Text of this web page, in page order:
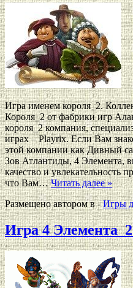
Игра именем короля_2.
Короля_2 от фабрики игр
короля_2 компания,
играх – Playrix. Если Вам
этой компании как Дивный
Зов Атлантиды, 4 Элемента,
качество и увлекательность
что Вам…Читать далее »
Размещено автором в -Игры
Игра 4